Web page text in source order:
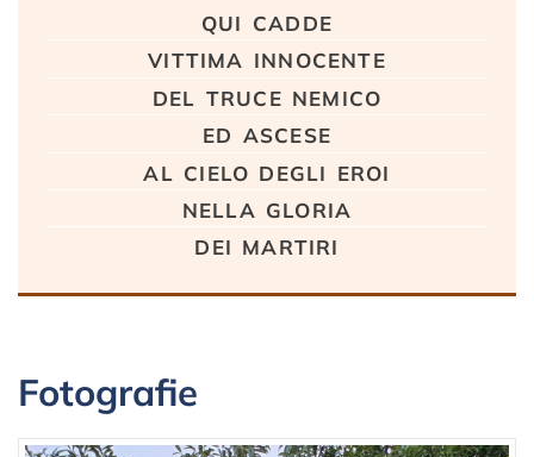
qui cadde
vittima innocente
del truce nemico
ed ascese
al cielo degli eroi
nella gloria
dei martiri
Fotografie